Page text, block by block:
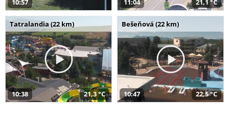
10:57 11:04 21,1 °C
Tatralandia (22 km)
10:38 21,3 °C
Bešeňová (22 km)
10:47 22,5 °C